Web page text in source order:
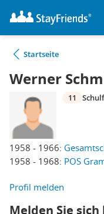
Startseite
Werner
1958 - 1966:
1958 - 1968: POS
11
Profil melden
Melden Sie